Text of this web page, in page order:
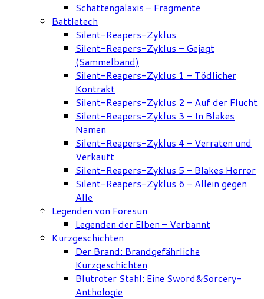
Schattengalaxis – Fragmente
Battletech
Silent-Reapers-Zyklus
Silent-Reapers-Zyklus – Gejagt
(Sammelband)
Silent-Reapers-Zyklus 1 – Tödlicher
Kontrakt
Silent-Reapers-Zyklus 2 – Auf der Flucht
Silent-Reapers-Zyklus 3 – In Blakes
Namen
Silent-Reapers-Zyklus 4 – Verraten und
Verkauft
Silent-Reapers-Zyklus 5 – Blakes Horror
Silent-Reapers-Zyklus 6 – Allein gegen
Alle
Legenden von Foresun
Legenden der Elben – Verbannt
Kurzgeschichten
Der Brand: Brandgefährliche
Kurzgeschichten
Blutroter Stahl: Eine Sword&Sorcery-
Anthologie